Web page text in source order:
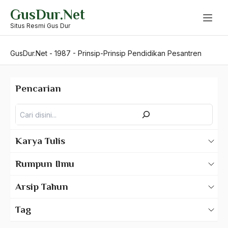
content
GusDur.Net
Situs Resmi Gus Dur
GusDur.Net - 1987 - Prinsip-Prinsip Pendidikan Pesantren
Pencarian
Karya Tulis
Rumpun Ilmu
Arsip Tahun
Tag